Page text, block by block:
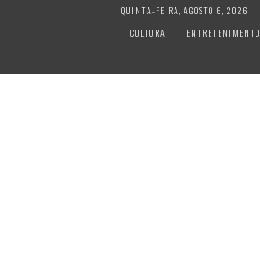
QUINTA-FEIRA, AGOSTO 6, 2026
CULTURA
ENTRETENIMENTO